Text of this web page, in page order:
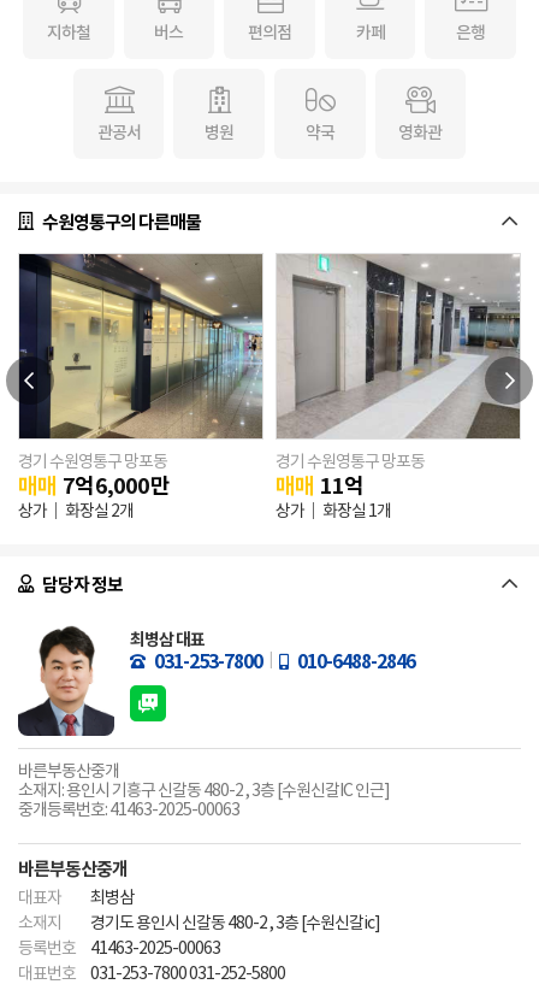
지하철 버스 편의점 카페 은행
관공서 병원 약국 영화관
수원영통구의 다른매물
833.11㎡
경기 수원영통구 망포동
매매 7억6,000만
상가 화장실 2개
경기 수원영통구 망포동
매매 11억
상가 화장실 1개
담당자 정보
최병삼 대표
031-253-7800 010-6488-2846
바른부동산중개
소재지: 용인시 기흥구 신갈동 480-2 , 3층 [수원신갈IC 인근]
중개등록번호: 41463-2025-00063
바른부동산중개
대표자
최병삼
소재지
경기도 용인시 신갈동 480-2 , 3층 [수원신갈ic]
등록번호
41463-2025-00063
대표번호
031-253-7800 031-252-5800